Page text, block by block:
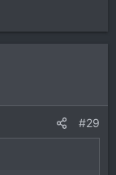
#29